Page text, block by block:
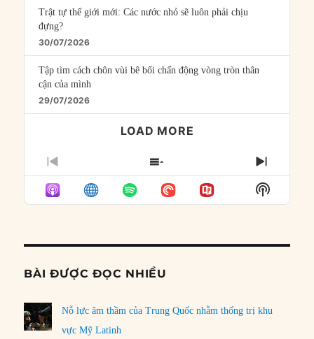
Trật tự thế giới mới: Các nước nhỏ sẽ luôn phải chịu
đựng?
30/07/2026
Tập tìm cách chôn vùi bê bối chấn động vòng tròn thân
cận của mình
29/07/2026
LOAD MORE
PREVIOUS
EPISODE
SHOW
EPISODES
LIST
NEXT
Show
Podcast
BÀI ĐƯỢC ĐỌC NHIỀU
Nỗ lực âm thầm của Trung Quốc nhằm thống trị khu
vực Mỹ Latinh